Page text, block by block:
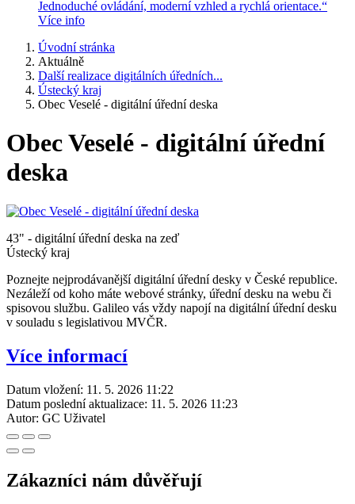
Jednoduché ovládání, moderní vzhled a rychlá orientace.“
Více info
Úvodní stránka
Aktuálně
Další realizace digitálních úředních...
Ústecký kraj
Obec Veselé - digitální úřední deska
Obec Veselé - digitální úřední
deska
43" - digitální úřední deska na zeď
Ústecký kraj
Poznejte nejprodávanější digitální úřední desky v České republice.
Nezáleží od koho máte webové stránky, úřední desku na webu či
spisovou službu. Galileo vás vždy napojí na digitální úřední desku
v souladu s legislativou MVČR.
Více informací
Datum vložení: 11. 5. 2026 11:22
Datum poslední aktualizace: 11. 5. 2026 11:23
Autor: GC Uživatel
Zákazníci nám důvěřují